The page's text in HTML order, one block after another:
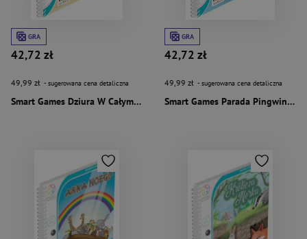
GRA
42,72 zł
49,99 zł - sugerowana cena detaliczna
Smart Games Dziura W Całym (PL) IUVI Games
GRA
42,72 zł
49,99 zł - sugerowana cena detaliczna
Smart Games Parada Pingwinów (PL) IUVI Games